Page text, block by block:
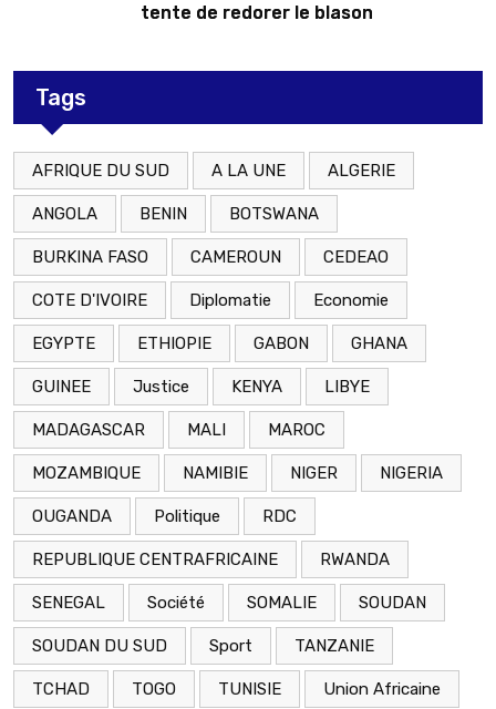
tente de redorer le blason
Tags
AFRIQUE DU SUD A LA UNE ALGERIE
ANGOLA BENIN BOTSWANA
BURKINA FASO CAMEROUN CEDEAO
COTE D'IVOIRE Diplomatie Economie
EGYPTE ETHIOPIE GABON GHANA
GUINEE Justice KENYA LIBYE
MADAGASCAR MALI MAROC
MOZAMBIQUE NAMIBIE NIGER NIGERIA
OUGANDA Politique RDC
REPUBLIQUE CENTRAFRICAINE RWANDA
SENEGAL Société SOMALIE SOUDAN
SOUDAN DU SUD Sport TANZANIE
TCHAD TOGO TUNISIE Union Africaine